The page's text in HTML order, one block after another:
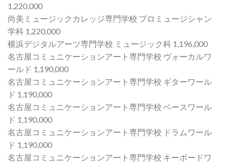
1,220,000
尚美ミュージックカレッジ専門学校 プロミュージシャン
学科 1,220,000
横浜デジタルアーツ専門学校 ミュージック科 1,196,000
名古屋コミュニケーションアート専門学校 ヴォーカルワ
ールド 1,190,000
名古屋コミュニケーションアート専門学校 ギターワール
ド 1,190,000
名古屋コミュニケーションアート専門学校 ベースワール
ド 1,190,000
名古屋コミュニケーションアート専門学校 ドラムワール
ド 1,190,000
名古屋コミュニケーションアート専門学校 キーボードワ